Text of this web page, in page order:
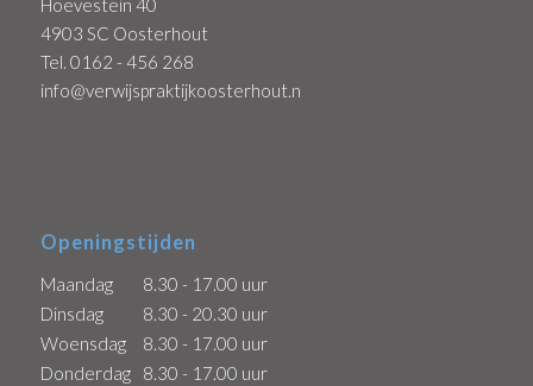
Hoevestein 40
4903 SC Oosterhout
Tel. 0162 - 456 268
info@verwijspraktijkoosterhout.nl
Openingstijden
Maandag
8.30 - 17.00 uur
Dinsdag
8.30 - 20.30 uur
Woensdag
8.30 - 17.00 uur
Donderdag
8.30 - 17.00 uur